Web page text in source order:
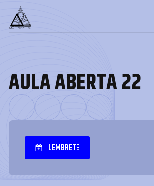
LEMBRETE
AULA ABERTA 22